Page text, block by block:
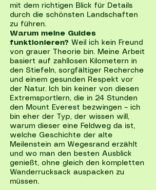
mit dem richtigen Blick für Details
durch die schönsten Landschaften
zu führen.
Warum meine Guides
funktionieren? Weil ich kein Freund
von grauer Theorie bin. Meine Arbeit
basiert auf zahllosen Kilometern in
den Stiefeln, sorgfältiger Recherche
und einem gesunden Respekt vor
der Natur. Ich bin keiner von diesen
Extremsportlern, die in 24 Stunden
den Mount Everest bezwingen – ich
bin eher der Typ, der wissen will,
warum dieser eine Feldweg da ist,
welche Geschichte der alte
Meilenstein am Wegesrand erzählt
und wo man den besten Ausblick
genießt, ohne gleich den kompletten
Wanderrucksack auspacken zu
müssen.